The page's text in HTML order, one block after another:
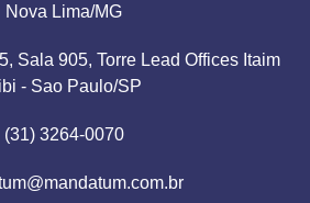
Nova Lima/MG
Sala 905, Torre Lead Offices Itaim
- Sao Paulo/SP
(31) 3264-0070